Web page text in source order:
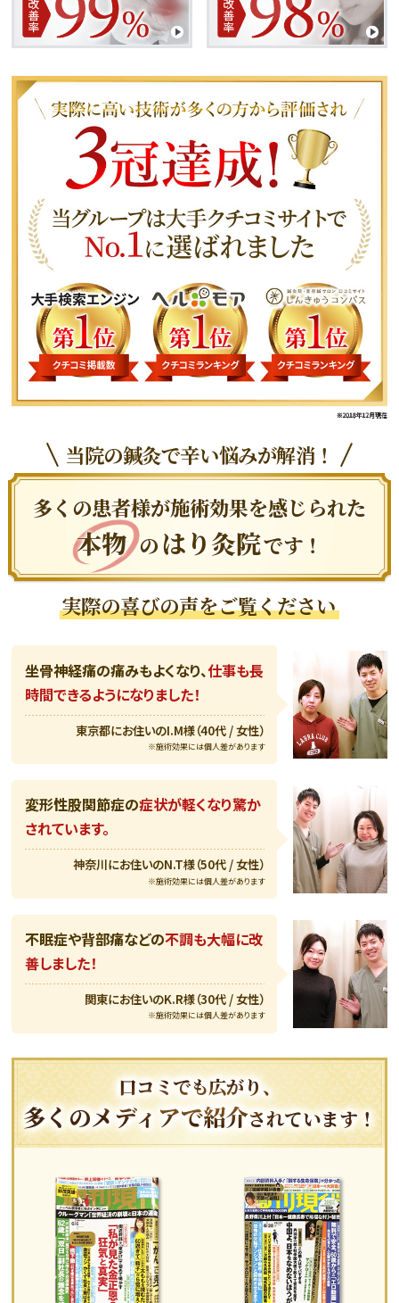
当院の鍼灸で辛い悩みが解消！
多くの患者様が施術効果を感じられた
本物 のはり灸院です！
実際の喜びの声をご覧ください
坐骨神経痛の痛みもよくなり、仕事も長
時間できるようになりました！
東京都にお住いのI.M様（40代 / 女性）
※施術効果には個人差があります
変形性股関節症の症状が軽くなり驚か
されています。
神奈川にお住いのN.T様（50代 / 女性）
※施術効果には個人差があります
不眠症や背部痛などの不調も大幅に改
善しました！
関東にお住いのK.R様（30代 / 女性）
※施術効果には個人差があります
口コミでも広がり、
多くのメディアで紹介されています！